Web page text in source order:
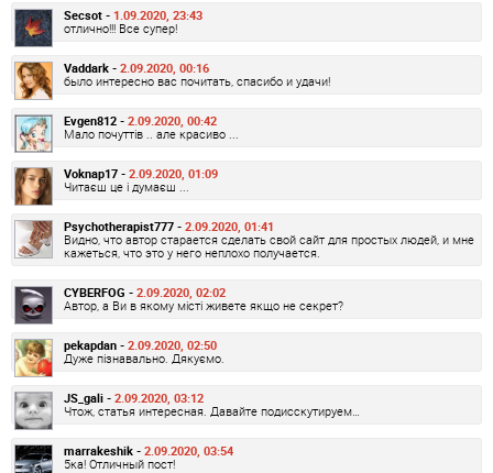
Secsot - 1.09.2020, 23:43
отлично!!! Все супер!
Vaddark - 2.09.2020, 00:16
было интересно вас почитать, спасибо и удачи!
Evgen812 - 2.09.2020, 00:42
Мало почуттів .. але красиво ...
Voknap17 - 2.09.2020, 01:09
Читаєш це і думаєш ...
Psychotherapist777 - 2.09.2020, 01:41
Видно, что автор старается сделать свой сайт для простых людей, и мне
кажеться, что это у него неплохо получается.
CYBERFOG - 2.09.2020, 02:02
Автор, а Ви в якому місті живете якщо не секрет?
pekapdan - 2.09.2020, 02:50
Дуже пізнавально. Дякуємо.
JS_gali - 2.09.2020, 03:12
Чтож, статья интересная. Давайте подисскутируем…
marrakeshik - 2.09.2020, 03:54
5ка! Отличный пост!